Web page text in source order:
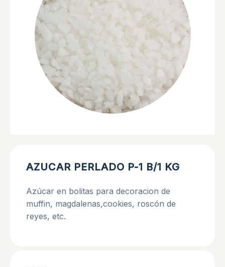
AZUCAR PERLADO P-1 B/1 KG
Azúcar en bolitas para decoracion de
muffin, magdalenas,cookies, roscón de
reyes, etc.